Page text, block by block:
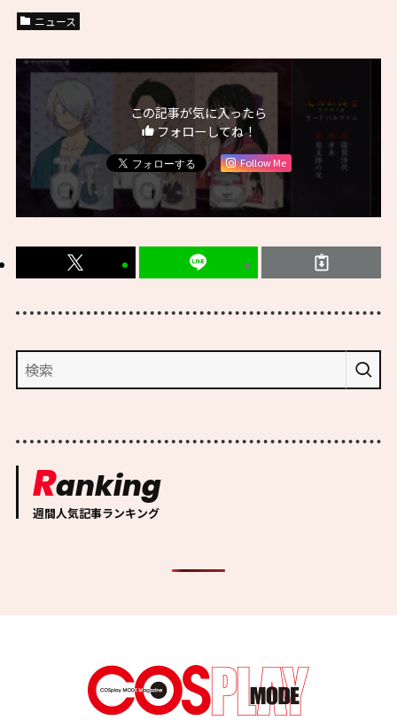
ニュース
この記事が気に入ったら
フォローしてね！
Follow Me
Ranking
週間人気記事ランキング